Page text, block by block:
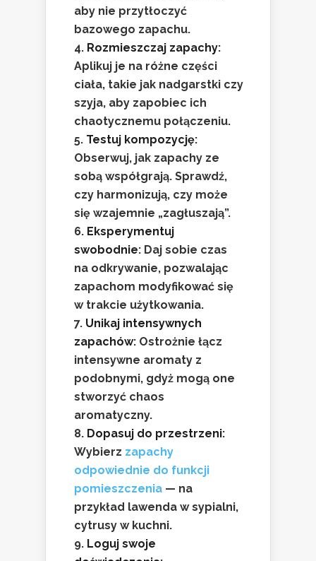
aby nie przytłoczyć
bazowego zapachu.
Rozmieszczaj zapachy:
Aplikuj je na różne części
ciała, takie jak nadgarstki czy
szyja, aby zapobiec ich
chaotycznemu połączeniu.
Testuj kompozycję:
Obserwuj, jak zapachy ze
sobą współgrają. Sprawdź,
czy harmonizują, czy może
się wzajemnie „zagłuszają”.
Eksperymentuj
swobodnie: Daj sobie czas
na odkrywanie, pozwalając
zapachom modyfikować się
w trakcie użytkowania.
Unikaj intensywnych
zapachów: Ostrożnie łącz
intensywne aromaty z
podobnymi, gdyż mogą one
stworzyć chaos
aromatyczny.
Dopasuj do przestrzeni:
Wybierz zapachy
odpowiednie do funkcji
pomieszczenia — na
przykład lawenda w sypialni,
cytrusy w kuchni.
Loguj swoje